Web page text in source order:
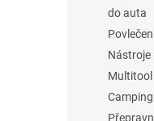
do auta
Nástroje
Multitool
Camping